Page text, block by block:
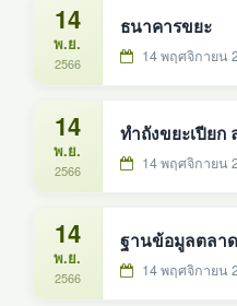
14
พ.ย.
2566
ธนาคารขยะ
14 พฤศจิกายน
14
พ.ย.
2566
ทำถังขยะเปียก
14 พฤศจิกายน
14
พ.ย.
2566
ฐานข้อมูลตลา
14 พฤศจิกายน